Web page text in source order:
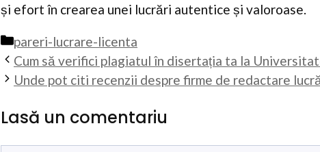
și efort în crearea unei lucrări autentice și valoroase.
Categorii
pareri-lucrare-licenta
Cum să verifici plagiatul în disertația ta la
Unde pot citi recenzii despre firme de redactare
Lasă un comentariu